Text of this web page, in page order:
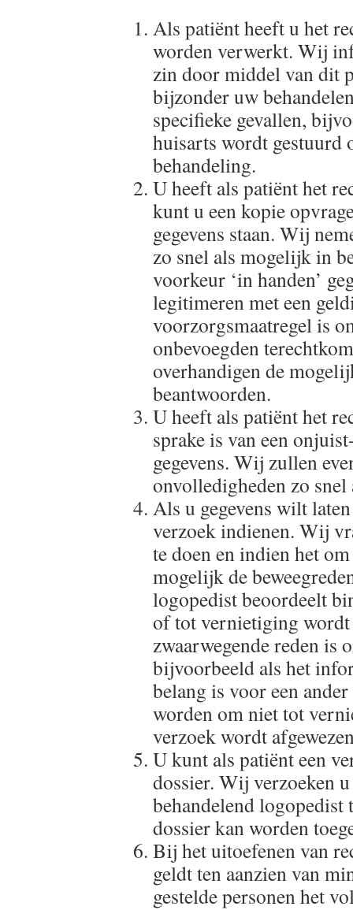
Als patiënt heeft u het
worden verwerkt. Wij
zin door middel van dit
bijzonder uw
specifieke gevallen,
huisarts wordt gestuurd
behandeling.
U heeft als patiënt het
kunt u een kopie
gegevens staan. Wij
zo snel als mogelijk in
voorkeur ‘in handen’
legitimeren met een
voorzorgsmaatregel is
onbevoegden
overhandigen de
beantwoorden.
U heeft als patiënt het
sprake is van een
gegevens. Wij zullen
onvolledigheden zo
Als u gegevens wilt
verzoek indienen. Wij
te doen en indien het
mogelijk de
logopedist beoordeelt
of tot vernietiging wordt
zwaarwegende reden is
bijvoorbeeld als het
belang is voor een
worden om niet tot
verzoek wordt
U kunt als patiënt een
dossier. Wij verzoeken
behandelend logopedist
dossier kan worden
Bij het uitoefenen van
geldt ten aanzien van
gestelde personen het